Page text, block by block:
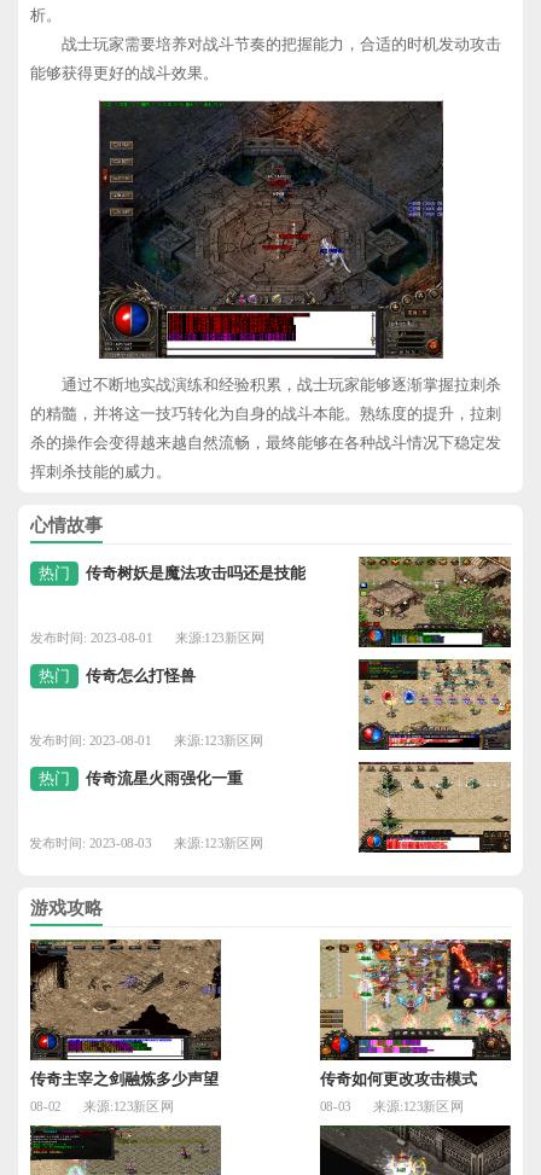
析。
战士玩家需要培养对战斗节奏的把握能力，合适的时机发动攻击
能够获得更好的战斗效果。
通过不断地实战演练和经验积累，战士玩家能够逐渐掌握拉刺杀
的精髓，并将这一技巧转化为自身的战斗本能。熟练度的提升，拉刺
杀的操作会变得越来越自然流畅，最终能够在各种战斗情况下稳定发
挥刺杀技能的威力。
心情故事
传奇树妖是魔法攻击吗还是技能
发布时间: 2023-08-01 来源:123新区网
热门
传奇怎么打怪兽
发布时间: 2023-08-01 来源:123新区网
热门
传奇流星火雨强化一重
发布时间: 2023-08-03 来源:123新区网
热门
游戏攻略
传奇主宰之剑融炼多少声望
08-02 来源:123新区网
传奇如何更改攻击模式
08-03 来源:123新区网